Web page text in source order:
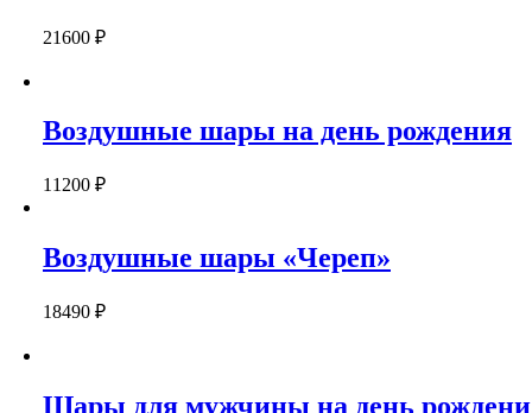
21600 ₽
Воздушные шары на день рождения
11200 ₽
Воздушные шары «Череп»
18490 ₽
Шары для мужчины на день